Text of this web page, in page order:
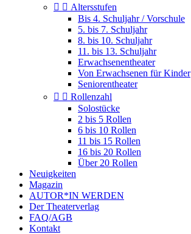
  Altersstufen
Bis 4. Schuljahr / Vorschule
5. bis 7. Schuljahr
8. bis 10. Schuljahr
11. bis 13. Schuljahr
Erwachsenentheater
Von Erwachsenen für Kinder
Seniorentheater
  Rollenzahl
Solostücke
2 bis 5 Rollen
6 bis 10 Rollen
11 bis 15 Rollen
16 bis 20 Rollen
Über 20 Rollen
Neuigkeiten
Magazin
AUTOR*IN WERDEN
Der Theaterverlag
FAQ/AGB
Kontakt